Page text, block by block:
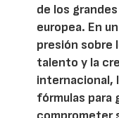
de los
europea. En
presión sobre
talento y la
internacional,
fórmulas para